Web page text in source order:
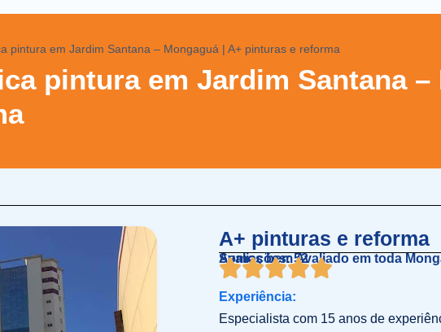
pintura em Jardim Santana – Mongaguá | A+ pinturas e reforma
pintura em Jardim Santana –
A+ pinturas e reforma
Somos bem Avaliado em toda
Avaliações: 52
Experiência:
Especialista com 15 anos de